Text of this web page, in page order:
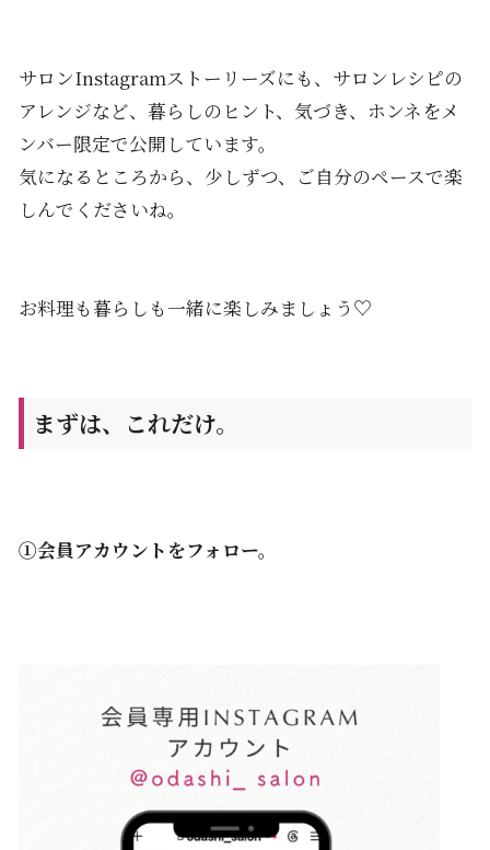
サロンInstagramストーリーズにも、サロンレシピの
アレンジなど、暮らしのヒント、気づき、ホンネをメ
ンバー限定で公開しています。
気になるところから、少しずつ、ご自分のペースで楽
しんでくださいね。
お料理も暮らしも一緒に楽しみましょう♡
まずは、これだけ。
①会員アカウントをフォロー。